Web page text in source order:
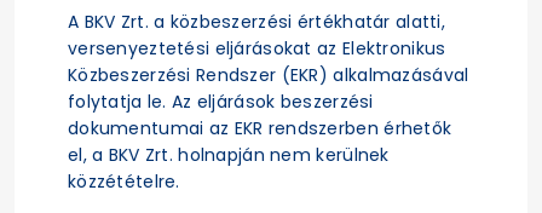
A BKV Zrt. a közbeszerzési értékhatár alatti,
versenyeztetési eljárásokat az Elektronikus
Közbeszerzési Rendszer (EKR) alkalmazásával
folytatja le. Az eljárások beszerzési
dokumentumai az EKR rendszerben érhetők
el, a BKV Zrt. holnapján nem kerülnek
közzétételre.